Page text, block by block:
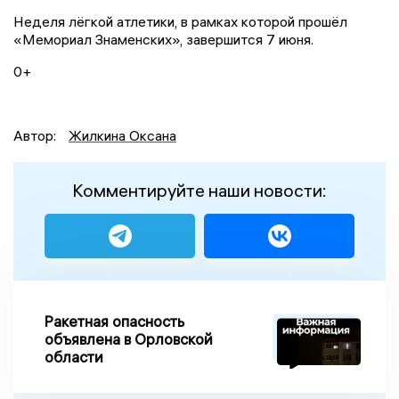
Неделя лёгкой атлетики, в рамках которой прошёл
«Мемориал Знаменских», завершится 7 июня.
0+
Автор: Жилкина Оксана
Комментируйте наши новости:
Ракетная опасность
объявлена в Орловской
области